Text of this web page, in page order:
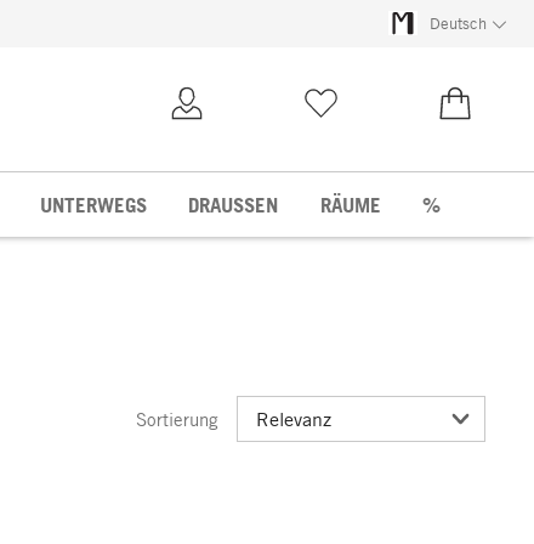
Deutsch
UNTERWEGS DRAUSSEN RÄUME %
Sortierung